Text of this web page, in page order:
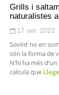
Grills i
naturalistes
17 set. 2022
Sovint no en
són la forma de
N’hi ha més
calcula que